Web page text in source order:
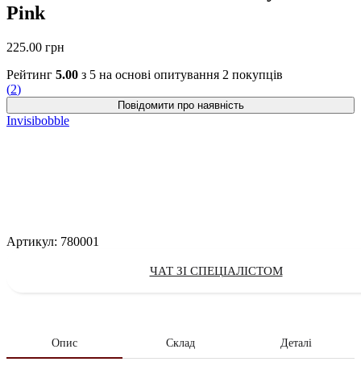
Pink
225.00 грн
Рейтинг 5.00 з 5 на основі опитування 2 покупців
(2)
Invisibobble
Артикул: 780001
ЧАТ ЗІ СПЕЦІАЛІСТОМ
Опис Склад Деталі